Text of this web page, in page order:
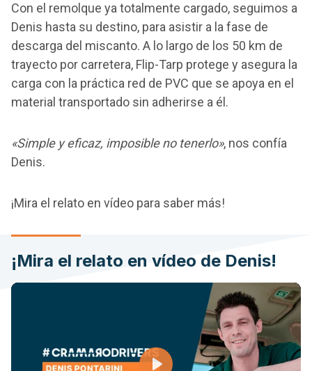
Con el remolque ya totalmente cargado, seguimos a
Denis hasta su destino, para asistir a la fase de
descarga del miscanto. A lo largo de los 50 km de
trayecto por carretera, Flip-Tarp protege y asegura la
carga con la práctica red de PVC que se apoya en el
material transportado sin adherirse a él.
«Simple y eficaz, imposible no tenerlo», nos confía
Denis.
¡Mira el relato en vídeo para saber más!
¡Mira el relato en vídeo de Denis!